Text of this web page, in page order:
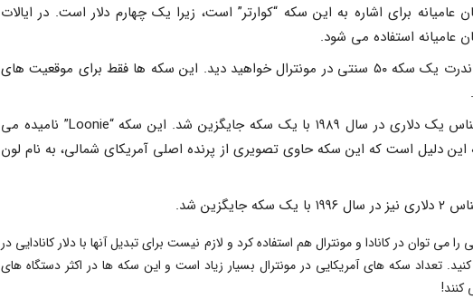
زبان عامیانه برای اشاره به این سکه “کوارتر” است، زیرا یک چهارم دلار است. در ایالات
عامیانه استفاده می شود.
سکه ۵۰ سنت – به ندرت یک سکه ۵۰ سنتی در مونترال خواهید دید. این سکه ها فقط برای موقعیت های
سکه ۱ دلاری – اسکناس یک دلاری در سال ۱۹۸۹ با یک سکه جایگزین شد. این سکه “Loonie” نامیده می
این دلیل است که این سکه حاوی تصویری از پرنده اصلی آمریکای شمالی، به نام لون
می توان در کانادا و مونترال هم استفاده کرد و لازم نیست برای تبدیل آنها با دلار کانادایی در
تعداد سکه های آمریکایی در مونترال بسیار زیاد است و این سکه ها در اکثر دستگاه های